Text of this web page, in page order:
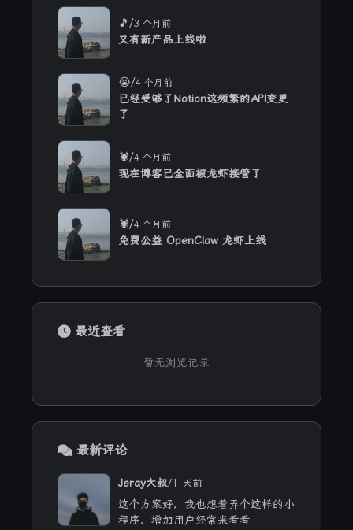
🎵/3 个月前
又有新产品上线啦
😭/4 个月前
已经受够了Notion这频繁的API变更
了
🦞/4 个月前
现在博客已全面被龙虾接管了
🦞/4 个月前
免费公益 OpenClaw 龙虾上线
最近查看
暂无浏览记录
最新评论
Jeray大叔/1 天前
这个方案好，我也想着弄个这样的小
程序，增加用户经常来看看